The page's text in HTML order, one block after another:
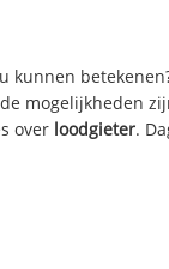
kunnen
mogelijkheden
over loodgieter.